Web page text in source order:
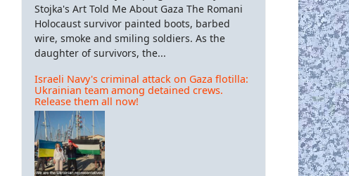
Stojka's Art Told Me About Gaza The Romani
Holocaust survivor painted boots, barbed
wire, smoke and smiling soldiers. As the
daughter of survivors, the...
Israeli Navy's criminal attack on Gaza flotilla:
Ukrainian team among detained crews.
Release them all now!